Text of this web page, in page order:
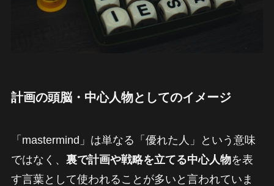
計画の頭脳・中心人物としてのイメージ
「mastermind」は単なる「優れた人」という意味
ではなく、 裏で計画や戦略を立てる中心人物を表
す言葉として使われることが多いと言われていま